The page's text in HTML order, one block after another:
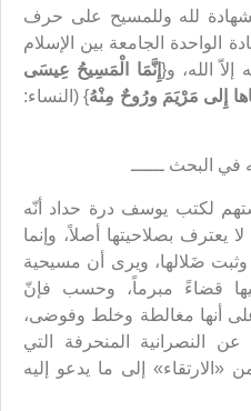
لله وللمسيح على حرف
الواحدة الجامعة بين الإسلام
الله، و{إِنَّمَا الْمَسِيحُ عِيسَى
إِلى مَرْيَمَ ورُوحٌ مِنْهُ} (النساء:
لكتب يوسف درة حداد أنّه
يعترف بصلاحيتها أصلاً، وإنما
ضَلالها، ويرى أن مسيحية
قضاءً مبرماً، وحسب فإنّ
على أنها مغالطة وخلط وفوضى،
النصرانية المنحرفة التي
«الارتقاء» إلى ما يدعو إليه